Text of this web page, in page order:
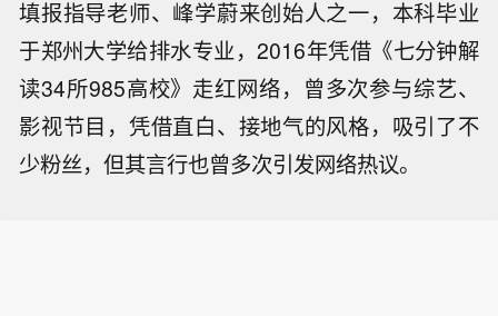
填报指导老师、峰学蔚来创始人之一，本科毕业
于郑州大学给排水专业，2016年凭借《七分钟解
读34所985高校》走红网络，曾多次参与综艺、
影视节目，凭借直白、接地气的风格，吸引了不
少粉丝，但其言行也曾多次引发网络热议。